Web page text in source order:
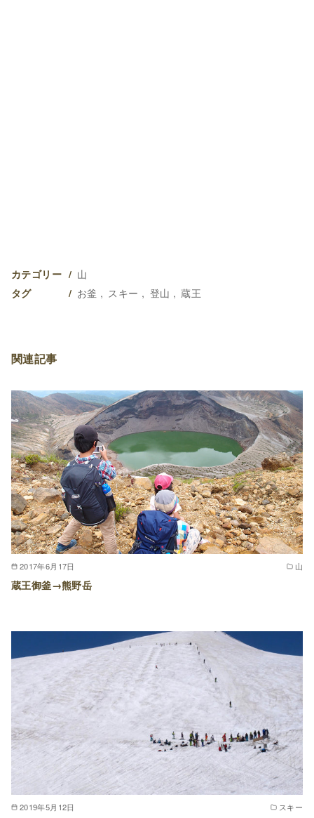
カテゴリー 山
タグ お釜 スキー 登山 蔵王
関連記事
2017年6月17日 山
蔵王御釜→熊野岳
2019年5月12日 スキー